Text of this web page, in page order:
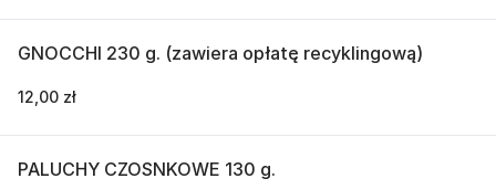
GNOCCHI 230 g. (zawiera opłatę recyklingową)
12,00 zł
PALUCHY CZOSNKOWE 130 g.